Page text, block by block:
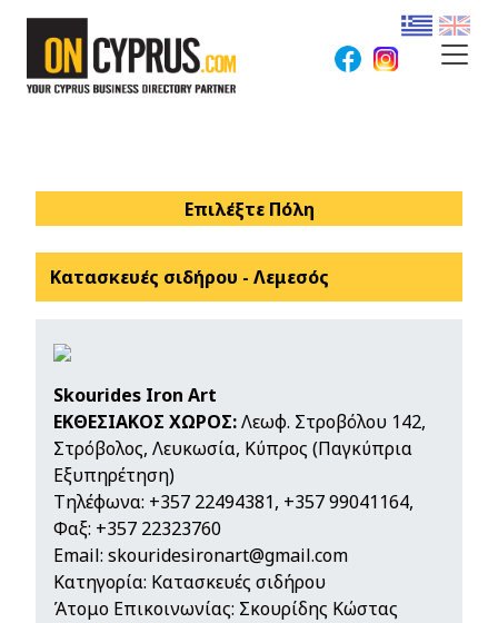
Επιλέξτε Πόλη
Κατασκευές σιδήρου - Λεμεσός
Skourides Iron Art
ΕΚΘΕΣΙΑΚΟΣ ΧΩΡΟΣ:Λεωφ. Στροβόλου 142,
Στρόβολος, Λευκωσία, Κύπρος (Παγκύπρια
Εξυπηρέτηση)
Τηλέφωνα: +357 22494381, +357 99041164,
Φαξ: +357 22323760
Email: skouridesironart@gmail.com
Κατηγορία: Κατασκευές σιδήρου
Άτομο Επικοινωνίας: Σκουρίδης Κώστας